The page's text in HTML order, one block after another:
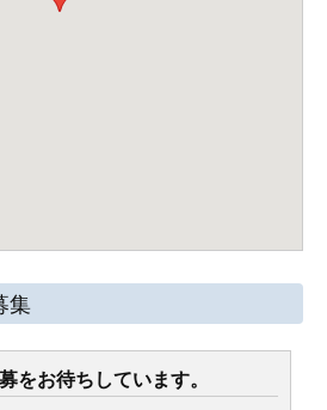
集
をお待ちしています。